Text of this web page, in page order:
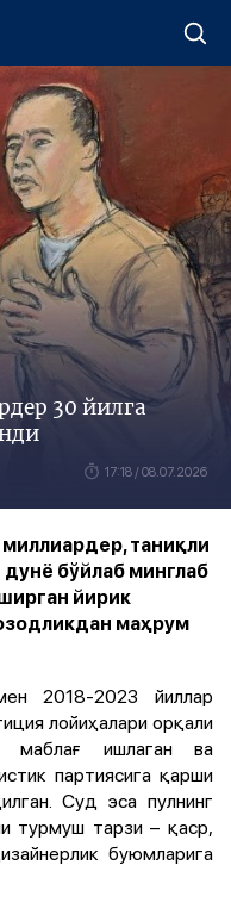
30 йилга
17:18 / 08.07.2026
таниқли
бўйлаб минглаб
йирик
маҳрум
2018-2023 йиллар
лойиҳалари орқали
ишлаган ва
партиясига қарши
Суд эса пулнинг
турмуш тарзи – қаср,
буюмларига